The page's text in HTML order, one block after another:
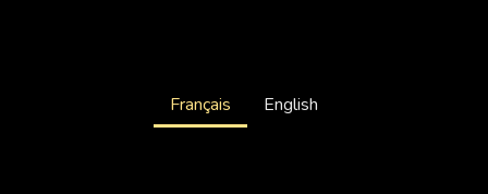
Français English